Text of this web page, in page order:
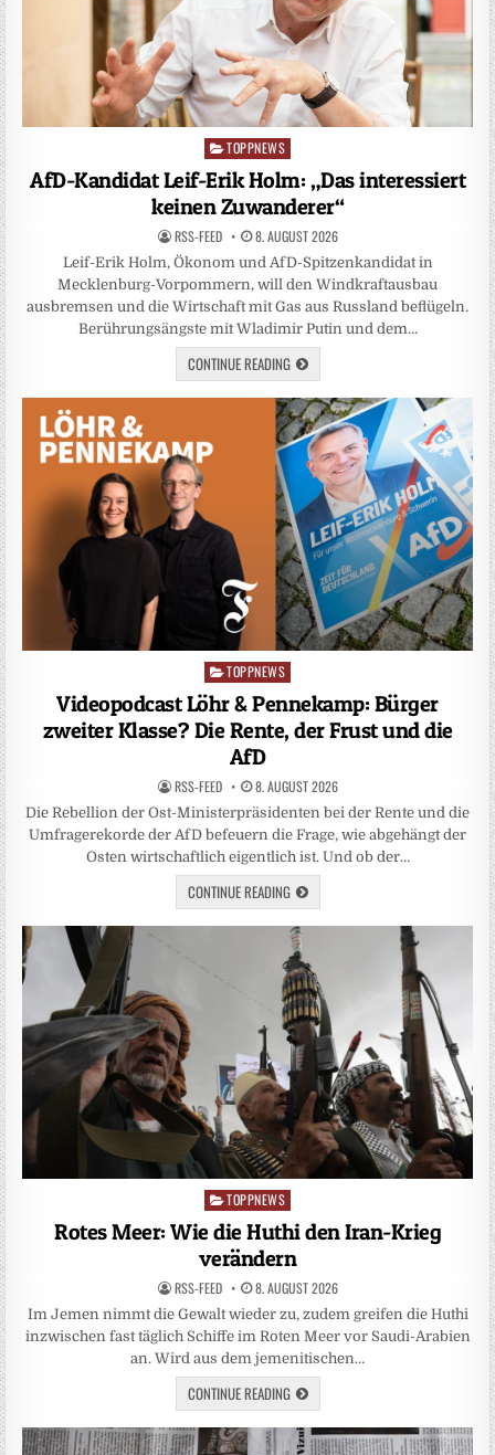
Posted
in
TOPPNEWS
AfD-Kandidat Leif-Erik Holm: „Das interessiert
keinen Zuwanderer“
RSS-FEED 8. AUGUST 2026
Leif-Erik Holm, Ökonom und AfD-Spitzenkandidat in
Mecklenburg-Vorpommern, will den Windkraftausbau
ausbremsen und die Wirtschaft mit Gas aus Russland beflügeln.
Berührungsängste mit Wladimir Putin und dem…
CONTINUE READING
Posted
in
TOPPNEWS
Videopodcast Löhr & Pennekamp: Bürger
zweiter Klasse? Die Rente, der Frust und die
AfD
RSS-FEED 8. AUGUST 2026
Die Rebellion der Ost-Ministerpräsidenten bei der Rente und die
Umfragerekorde der AfD befeuern die Frage, wie abgehängt der
Osten wirtschaftlich eigentlich ist. Und ob der…
CONTINUE READING
Posted
TOPPNEWS
Rotes Meer: Wie die Huthi den Iran-Krieg
verändern
RSS-FEED 8. AUGUST 2026
Im Jemen nimmt die Gewalt wieder zu, zudem greifen die Huthi
inzwischen fast täglich Schiffe im Roten Meer vor Saudi-Arabien
an. Wird aus dem jemenitischen…
CONTINUE READING